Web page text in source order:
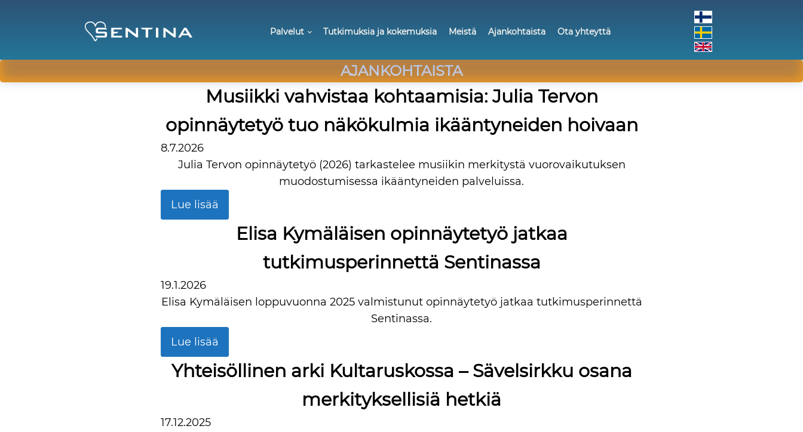
Palvelut Tutkimuksia ja kokemuksia Meistä Ajankohtaista Ota yhteyttä
AJANKOHTAISTA
Musiikki vahvistaa kohtaamisia: Julia Tervon
opinnäytetyö tuo näkökulmia ikääntyneiden hoivaan
8.7.2026
Julia Tervon opinnäytetyö (2026) tarkastelee musiikin merkitystä vuorovaikutuksen
muodostumisessa ikääntyneiden palveluissa.
Lue lisää
Elisa Kymäläisen opinnäytetyö jatkaa
tutkimusperinnettä Sentinassa
19.1.2026
Elisa Kymäläisen loppuvuonna 2025 valmistunut opinnäytetyö jatkaa tutkimusperinnettä
Sentinassa.
Lue lisää
Yhteisöllinen arki Kultaruskossa – Sävelsirkku osana
merkityksellisiä hetkiä
17.12.2025